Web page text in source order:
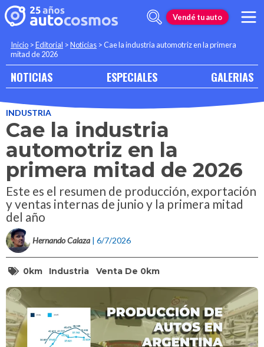
Vendé tu auto
Inicio >Editorial >Noticias >Cae la industria automotriz en la primera
mitad de 2026
NOTICIAS ESPECIALES GALERIAS
INDUSTRIA
Cae la industria
automotriz en la
primera mitad de 2026
Este es el resumen de producción, exportación
y ventas internas de junio y la primera mitad
del año
Hernando Calaza | 6/7/2026
0km Industria Venta De 0km